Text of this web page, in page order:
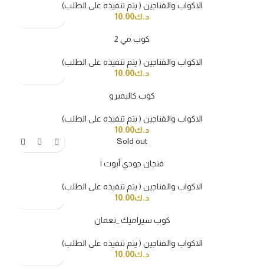
الاكواب والفناجين ( يتم تنفيذه على الطلب)
د.ك10.00
كوب مي 2
الاكواب والفناجين ( يتم تنفيذه على الطلب)
د.ك10.00
كوب كاليميرو
الاكواب والفناجين ( يتم تنفيذه على الطلب)
د.ك10.00
Sold out
فنجان جودي آبوت ١
الاكواب والفناجين ( يتم تنفيذه على الطلب)
د.ك10.00
كوب سيراميك _نعمان
الاكواب والفناجين ( يتم تنفيذه على الطلب)
د.ك10.00